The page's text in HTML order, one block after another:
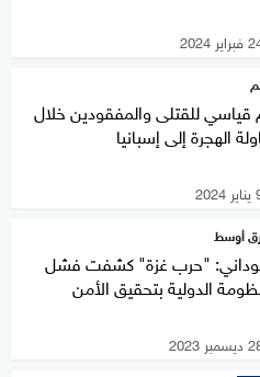
2024
قياسي للقتلى والمفقودين خلال
الهجرة إلى إسبانيا
أوسط
"حرب غزة" كشفت فشل
الدولية بتحقيق الأمن
2023